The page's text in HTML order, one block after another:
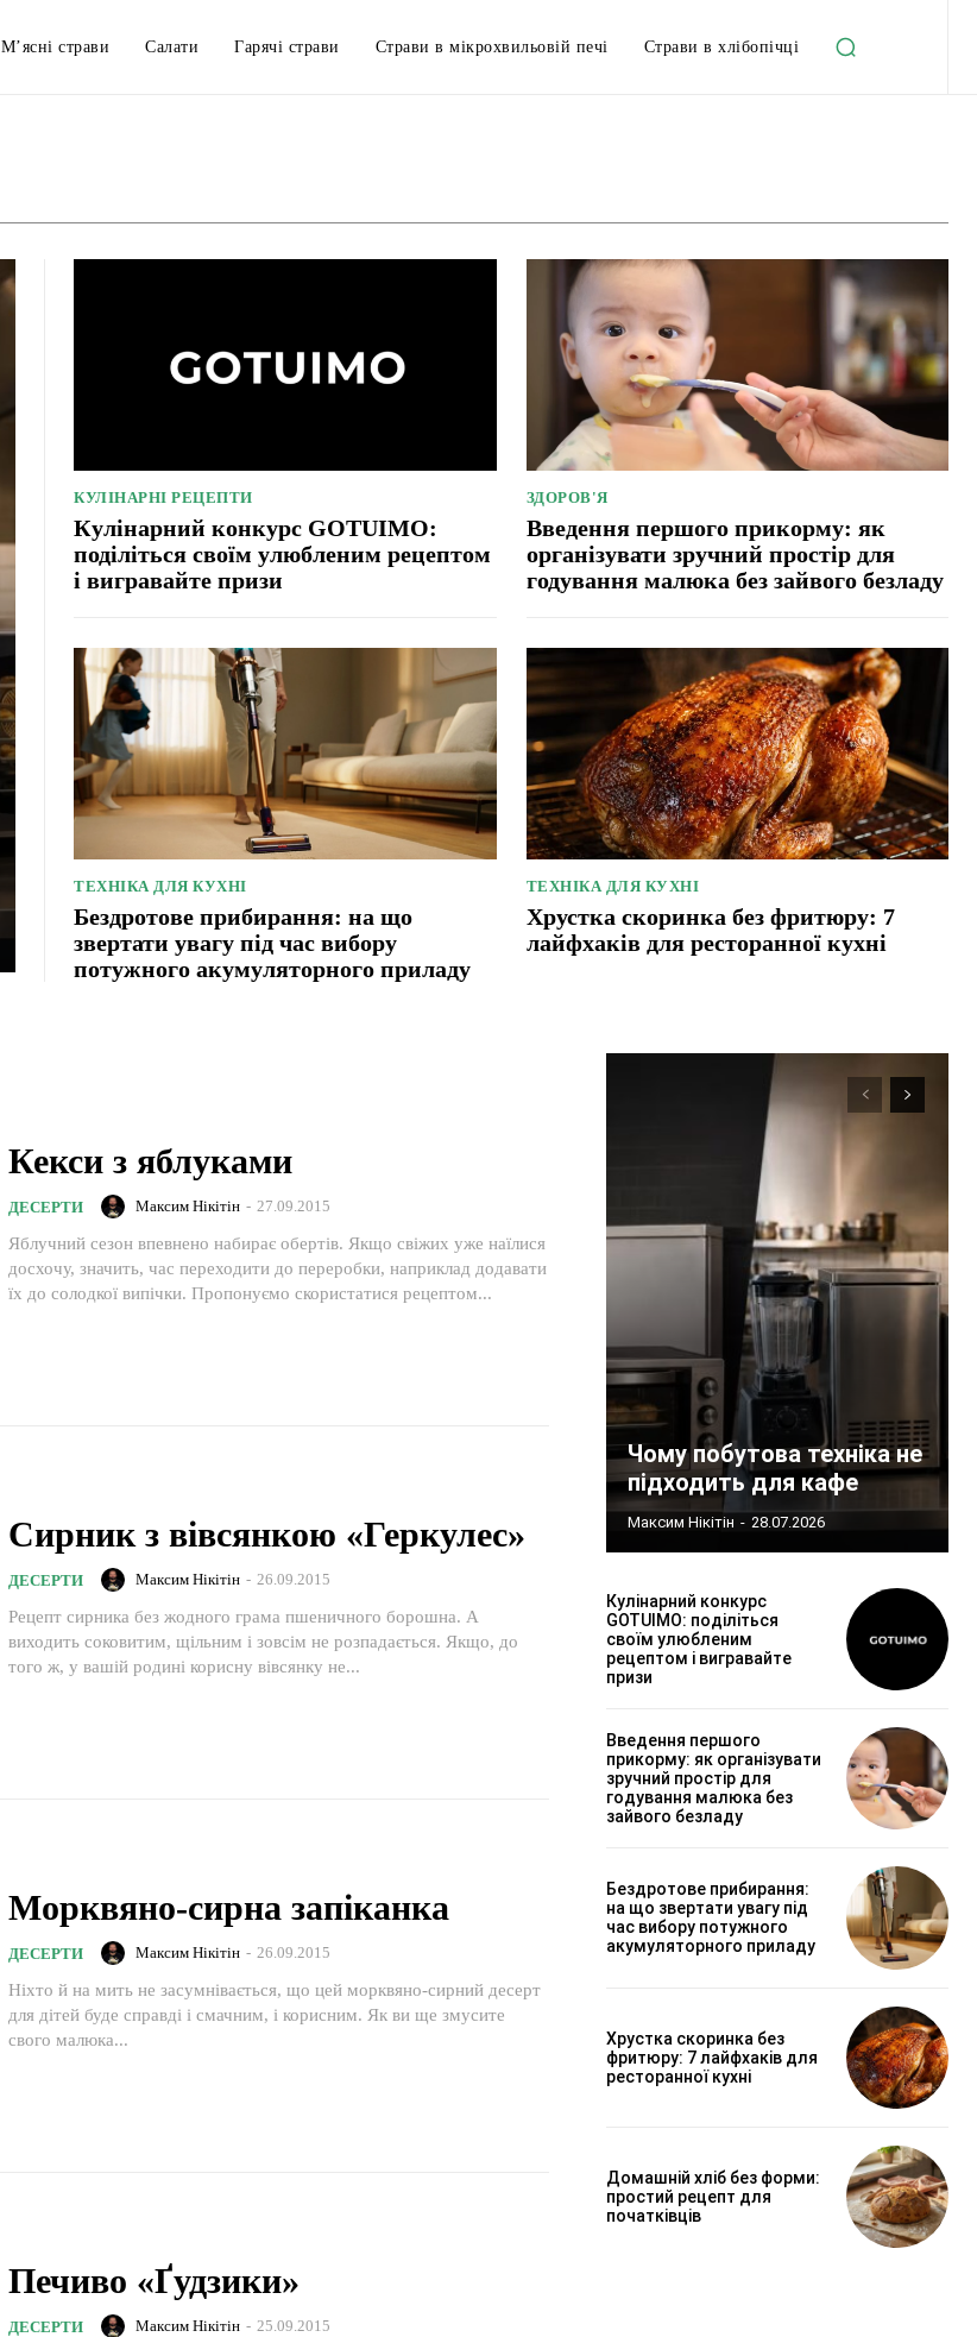
М’ясні страви Салати Гарячі страви Страви в мікрохвильовій печі Страви в хлібопічці
КУЛІНАРНІ РЕЦЕПТИ
Кулінарний конкурс GOTUIMO:
поділіться своїм улюбленим рецептом
і вигравайте призи
ЗДОРОВ'Я
Введення першого прикорму: як
організувати зручний простір для
годування малюка без зайвого безладу
ТЕХНІКА ДЛЯ КУХНІ
Бездротове прибирання: на що
звертати увагу під час вибору
потужного акумуляторного приладу
ТЕХНІКА ДЛЯ КУХНІ
Хрустка скоринка без фритюру: 7
лайфхаків для ресторанної кухні
Кекси з яблуками
ДЕСЕРТИ Максим Нікітін - 27.09.2015
Яблучний сезон впевнено набирає обертів. Якщо свіжих уже наїлися
досхочу, значить, час переходити до переробки, наприклад додавати
їх до солодкої випічки. Пропонуємо скористатися рецептом...
Сирник з вівсянкою «Геркулес»
ДЕСЕРТИ Максим Нікітін - 26.09.2015
Рецепт сирника без жодного грама пшеничного борошна. А
виходить соковитим, щільним і зовсім не розпадається. Якщо, до
того ж, у вашій родині корисну вівсянку не...
Морквяно-сирна запіканка
ДЕСЕРТИ Максим Нікітін - 26.09.2015
Ніхто й на мить не засумнівається, що цей морквяно-сирний десерт
для дітей буде справді і смачним, і корисним. Як ви ще змусите
свого малюка...
Печиво «Ґудзики»
ДЕСЕРТИ Максим Нікітін - 25.09.2015
Чому побутова техніка не
підходить для кафе
Максим Нікітін - 28.07.2026
Кулінарний конкурс
GOTUIMO: поділіться
своїм улюбленим
рецептом і вигравайте
призи
Введення першого
прикорму: як організувати
зручний простір для
годування малюка без
зайвого безладу
Бездротове прибирання:
на що звертати увагу під
час вибору потужного
акумуляторного приладу
Хрустка скоринка без
фритюру: 7 лайфхаків для
ресторанної кухні
Домашній хліб без форми:
простий рецепт для
початківців